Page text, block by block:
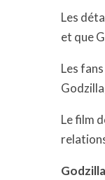
Les
et que
Les
Le film